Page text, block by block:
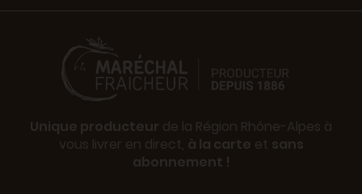
Unique producteur de la Région Rhône-Alpes à
vous livrer en direct, à la carte et sans
abonnement !